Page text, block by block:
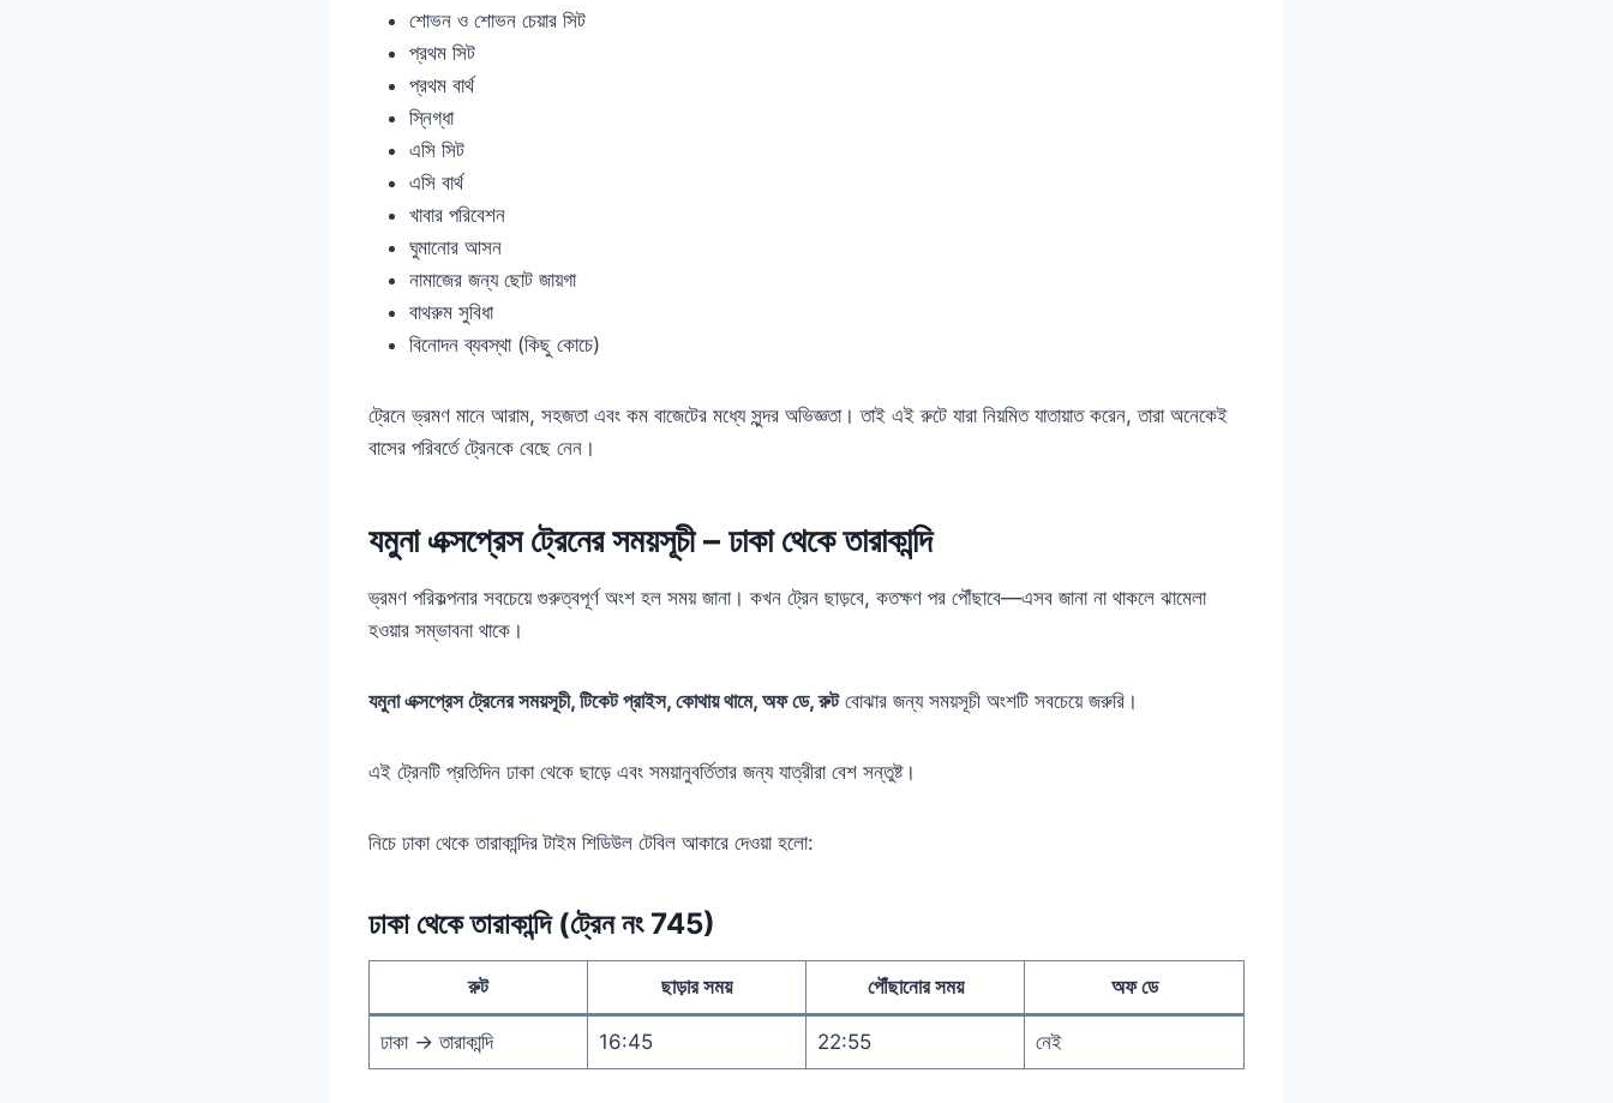
শোভন ও শোভন চেয়ার সিট
প্রথম সিট
প্রথম বার্থ
স্নিগ্ধা
এসি সিট
এসি বার্থ
খাবার পরিবেশন
ঘুমানোর আসন
নামাজের জন্য ছোট জায়গা
বাথরুম সুবিধা
বিনোদন ব্যবস্থা (কিছু কোচে)
ট্রেনে ভ্রমণ মানে আরাম, সহজতা এবং কম বাজেটের মধ্যে সুন্দর অভিজ্ঞতা। তাই এই রুটে যারা নিয়মিত যাতায়াত করেন, তারা অনেকেই
বাসের পরিবর্তে ট্রেনকে বেছে নেন।
যমুনা এক্সপ্রেস ট্রেনের সময়সূচী – ঢাকা থেকে তারাকান্দি
ভ্রমণ পরিকল্পনার সবচেয়ে গুরুত্বপূর্ণ অংশ হল সময় জানা। কখন ট্রেন ছাড়বে, কতক্ষণ পর পৌঁছাবে—এসব জানা না থাকলে ঝামেলা
হওয়ার সম্ভাবনা থাকে।
যমুনা এক্সপ্রেস ট্রেনের সময়সূচী, টিকেট প্রাইস, কোথায় থামে, অফ ডে, রুটবোঝার জন্য সময়সূচী অংশটি সবচেয়ে জরুরি।
এই ট্রেনটি প্রতিদিন ঢাকা থেকে ছাড়ে এবং সময়ানুবর্তিতার জন্য যাত্রীরা বেশ সন্তুষ্ট।
নিচে ঢাকা থেকে তারাকান্দির টাইম শিডিউল টেবিল আকারে দেওয়া হলো:
ঢাকা থেকে তারাকান্দি (ট্রেন নং 745)
রুট ছাড়ার সময় পৌঁছানোর সময় অফ ডে
ঢাকা → তারাকান্দি 16:45 22:55 নেই